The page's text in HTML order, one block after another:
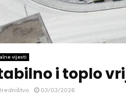
vijesti
i toplo
03/03/2026